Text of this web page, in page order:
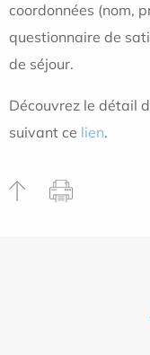
coordonnées (nom,
questionnaire de
de séjour.
Découvrez le détail
suivant ce lien.